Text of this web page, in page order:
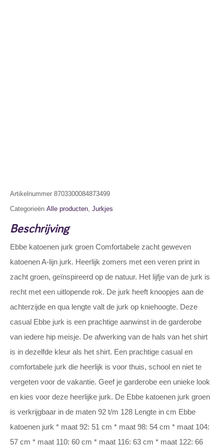
Artikelnummer 8703300084873499
Categorieën Alle producten, Jurkjes
Beschrijving
Ebbe katoenen jurk groen Comfortabele zacht geweven
katoenen A-lijn jurk. Heerlijk zomers met een veren print in
zacht groen, geïnspireerd op de natuur. Het lijfje van de jurk is
recht met een uitlopende rok. De jurk heeft knoopjes aan de
achterzijde en qua lengte valt de jurk op kniehoogte. Deze
casual Ebbe jurk is een prachtige aanwinst in de garderobe
van iedere hip meisje. De afwerking van de hals van het shirt
is in dezelfde kleur als het shirt. Een prachtige casual en
comfortabele jurk die heerlijk is voor thuis, school en niet te
vergeten voor de vakantie. Geef je garderobe een unieke look
en kies voor deze heerlijke jurk. De Ebbe katoenen jurk groen
is verkrijgbaar in de maten 92 t/m 128 Lengte in cm Ebbe
katoenen jurk * maat 92: 51 cm * maat 98: 54 cm * maat 104:
57 cm * maat 110: 60 cm * maat 116: 63 cm * maat 122: 66